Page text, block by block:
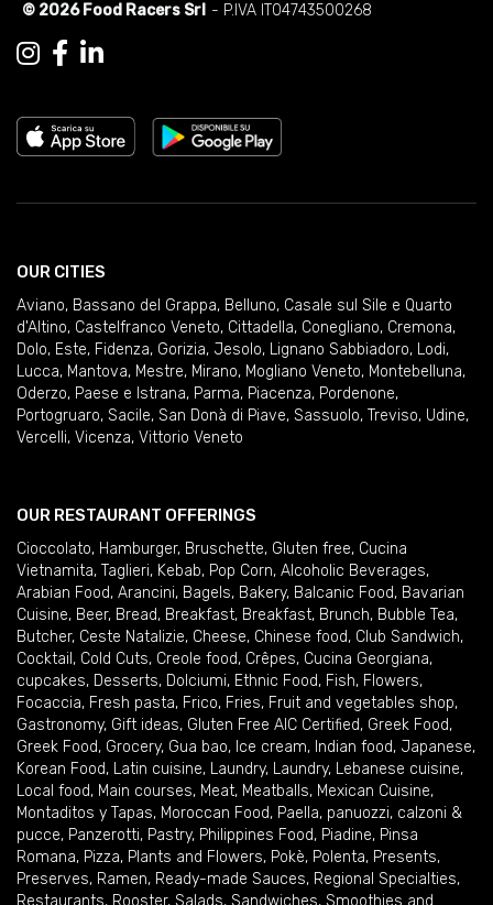
© 2026 Food Racers Srl - P.IVA IT04743500268
OUR CITIES
Aviano, Bassano del Grappa, Belluno, Casale sul Sile e Quarto
d'Altino, Castelfranco Veneto, Cittadella, Conegliano, Cremona,
Dolo, Este, Fidenza, Gorizia, Jesolo, Lignano Sabbiadoro, Lodi,
Lucca, Mantova, Mestre, Mirano, Mogliano Veneto, Montebelluna,
Oderzo, Paese e Istrana, Parma, Piacenza, Pordenone,
Portogruaro, Sacile, San Donà di Piave, Sassuolo, Treviso, Udine,
Vercelli, Vicenza, Vittorio Veneto
OUR RESTAURANT OFFERINGS
Cioccolato, Hamburger, Bruschette, Gluten free, Cucina
Vietnamita, Taglieri, Kebab, Pop Corn, Alcoholic Beverages,
Arabian Food, Arancini, Bagels, Bakery, Balcanic Food, Bavarian
Cuisine, Beer, Bread, Breakfast, Breakfast, Brunch, Bubble Tea,
Butcher, Ceste Natalizie, Cheese, Chinese food, Club Sandwich,
Cocktail , Cold Cuts, Creole food, Crêpes, Cucina Georgiana,
cupcakes, Desserts, Dolciumi, Ethnic Food, Fish, Flowers,
Focaccia, Fresh pasta, Frico, Fries, Fruit and vegetables shop,
Gastronomy, Gift ideas, Gluten Free AIC Certified, Greek Food,
Greek Food, Grocery, Gua bao, Ice cream, Indian food, Japanese,
Korean Food, Latin cuisine, Laundry, Laundry, Lebanese cuisine,
Local food, Main courses, Meat, Meatballs, Mexican Cuisine,
Montaditos y Tapas, Moroccan Food, Paella, panuozzi, calzoni &
pucce, Panzerotti, Pastry, Philippines Food, Piadine, Pinsa
Romana, Pizza, Plants and Flowers, Pokè, Polenta, Presents,
Preserves, Ramen, Ready-made Sauces, Regional Specialties,
Restaurants, Rooster, Salads, Sandwiches, Smoothies and